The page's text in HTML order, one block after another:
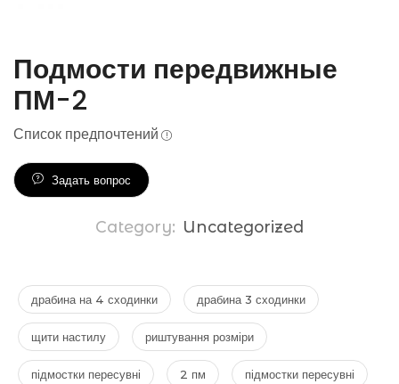
Подмости передвижные
ПМ-2
Список предпочтений
Задать вопрос
Category: Uncategorized
драбина на 4 сходинки драбина 3 сходинки
щити настилу риштування розміри
підмостки пересувні 2 пм підмостки пересувні